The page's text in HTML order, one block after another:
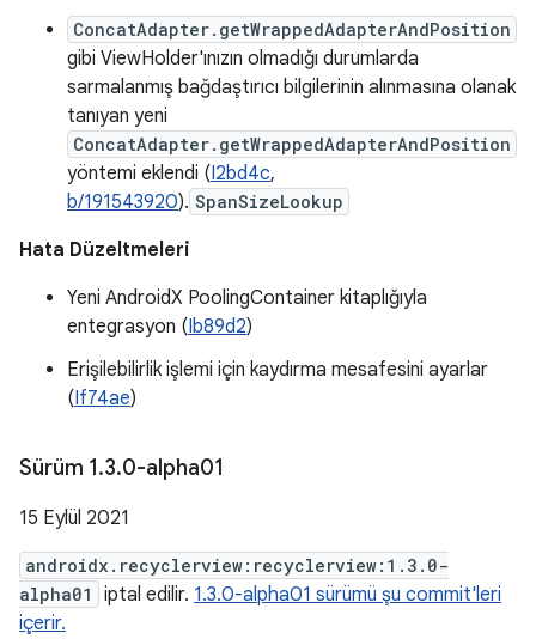
ConcatAdapter.getWrappedAdapterAndPosition
gibi ViewHolder'ınızın olmadığı durumlarda
sarmalanmış bağdaştırıcı bilgilerinin alınmasına olanak
tanıyan yeni
ConcatAdapter.getWrappedAdapterAndPosition
yöntemi eklendi (I2bd4c,
b/191543920). SpanSizeLookup
Hata Düzeltmeleri
Yeni AndroidX PoolingContainer kitaplığıyla
entegrasyon (Ib89d2)
Erişilebilirlik işlemi için kaydırma mesafesini ayarlar
(If74ae)
Sürüm 1.3.0-alpha01
15 Eylül 2021
androidx.recyclerview:recyclerview:1.3.0-
alpha01
iptal edilir. 1.3.0-alpha01 sürümü şu commit'leri
içerir.